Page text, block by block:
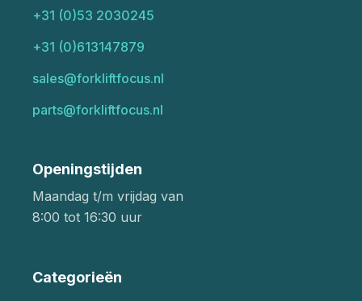
+31 (0)53 2030245
+31 (0)613147879
sales@forkliftfocus.nl
parts@forkliftfocus.nl
Openingstijden
Maandag t/m vrijdag van
8:00 tot 16:30 uur
Categorieën